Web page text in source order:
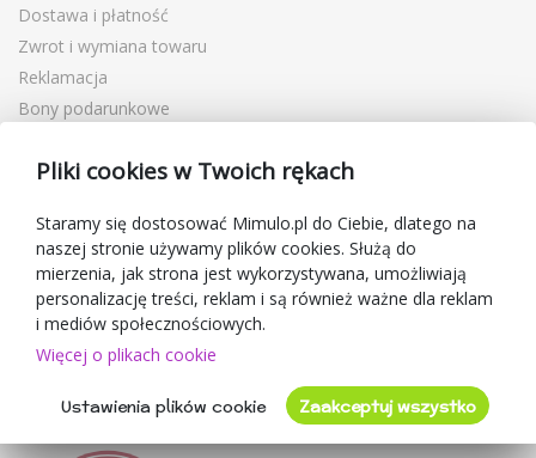
Dostawa i płatność
Zwrot i wymiana towaru
Reklamacja
Bony podarunkowe
Blog
O sprzedawcy
Mimulo.pl
Regulamin sklepu
Ochrona danych osobowych GDPR
Kontakty
Oceny klientów
Pliki cookies w Twoich rękach
Staramy się dostosować Mimulo.pl do Ciebie, dlatego na
naszej stronie używamy plików cookies. Służą do
mierzenia, jak strona jest wykorzystywana, umożliwiają
personalizację treści, reklam i są również ważne dla reklam
i mediów społecznościowych.
Więcej o plikach cookie
Ustawienia plików cookie Zaakceptuj wszystko